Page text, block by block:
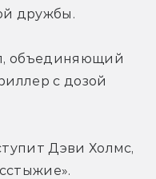
дружбы.
объединяющий
с дозой
Дэви Холмс,